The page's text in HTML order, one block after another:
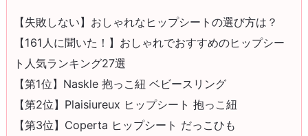
【失敗しない】おしゃれなヒップシートの選び方は？
【161人に聞いた！】おしゃれでおすすめのヒップシー
ト人気ランキング27選
【第1位】Naskle 抱っこ紐 ベビースリング
【第2位】Plaisiureux ヒップシート 抱っこ紐
【第3位】Coperta ヒップシート だっこひも